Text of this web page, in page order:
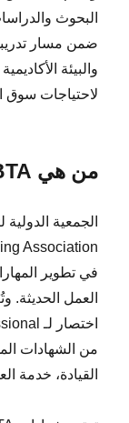
البحوث
ضمن مسار
والبيئة
لاحتياجات سوق
من هي IBTA؟
في تطوير
من الشهادات
القيادة، خدمة